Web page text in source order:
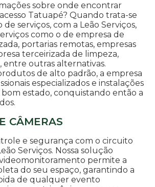
sobre onde encontrar
Tatuapé? Quando trata-se
serviços, com a Leão Serviços,
como o de empresa de
portarias remotas, empresas
terceirizada de limpeza,
entre outras alternativas.
de alto padrão, a empresa
especializados e instalações
estado, conquistando então a
CÂMERAS
e segurança com o circuito
Serviços. Nossa solução
permite a
do seu espaço, garantindo a
de qualquer evento